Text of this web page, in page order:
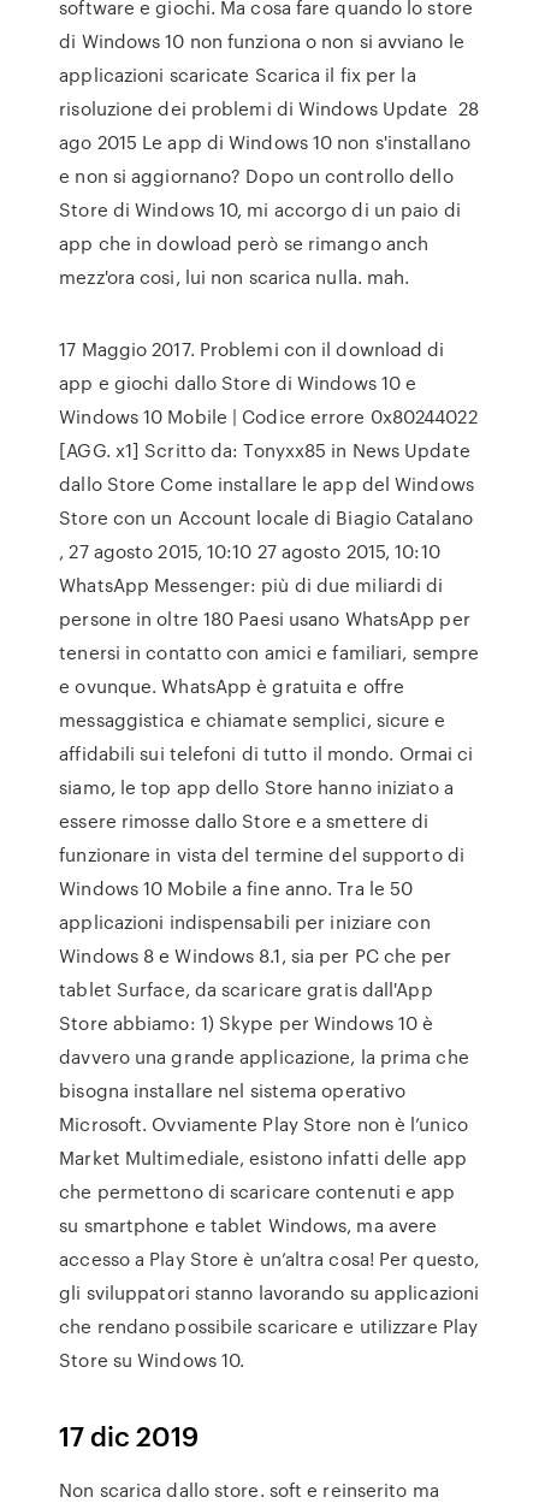
software e giochi. Ma cosa fare quando lo store
di Windows 10 non funziona o non si avviano le
applicazioni scaricate Scarica il fix per la
risoluzione dei problemi di Windows Update 28
ago 2015 Le app di Windows 10 non s'installano
e non si aggiornano? Dopo un controllo dello
Store di Windows 10, mi accorgo di un paio di
app che in dowload però se rimango anch
mezz'ora cosi, lui non scarica nulla. mah.
17 Maggio 2017. Problemi con il download di
app e giochi dallo Store di Windows 10 e
Windows 10 Mobile | Codice errore 0x80244022
[AGG. x1] Scritto da: Tonyxx85 in News Update
dallo Store Come installare le app del Windows
Store con un Account locale di Biagio Catalano
, 27 agosto 2015, 10:10 27 agosto 2015, 10:10
WhatsApp Messenger: più di due miliardi di
persone in oltre 180 Paesi usano WhatsApp per
tenersi in contatto con amici e familiari, sempre
e ovunque. WhatsApp è gratuita e offre
messaggistica e chiamate semplici, sicure e
affidabili sui telefoni di tutto il mondo. Ormai ci
siamo, le top app dello Store hanno iniziato a
essere rimosse dallo Store e a smettere di
funzionare in vista del termine del supporto di
Windows 10 Mobile a fine anno. Tra le 50
applicazioni indispensabili per iniziare con
Windows 8 e Windows 8.1, sia per PC che per
tablet Surface, da scaricare gratis dall'App
Store abbiamo: 1) Skype per Windows 10 è
davvero una grande applicazione, la prima che
bisogna installare nel sistema operativo
Microsoft. Ovviamente Play Store non è l’unico
Market Multimediale, esistono infatti delle app
che permettono di scaricare contenuti e app
su smartphone e tablet Windows, ma avere
accesso a Play Store è un’altra cosa! Per questo,
gli sviluppatori stanno lavorando su applicazioni
che rendano possibile scaricare e utilizzare Play
Store su Windows 10.
17 dic 2019
Non scarica dallo store. soft e reinserito ma